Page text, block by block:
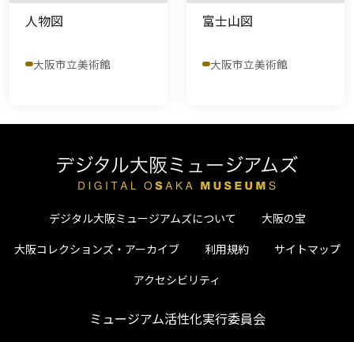
人物図
大阪市立美術館
富士山図
大阪市立美術館
デジタル大阪ミュージアムズについて
大阪の宝
大阪コレクションズ・アーカイブ
利用規約
サイトマップ
アクセシビリティ
ミュージアム活性化実行委員会